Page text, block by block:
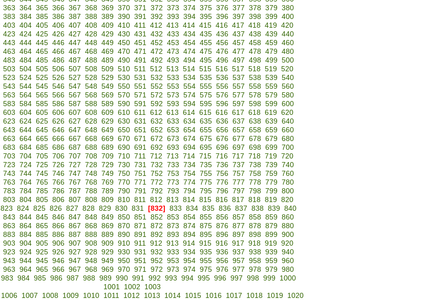
363 364 365 366 367 368 369 370 371 372 373 374 375 376 377 378 379 380
383 384 385 386 387 388 389 390 391 392 393 394 395 396 397 398 399 400
403 404 405 406 407 408 409 410 411 412 413 414 415 416 417 418 419 420
423 424 425 426 427 428 429 430 431 432 433 434 435 436 437 438 439 440
443 444 445 446 447 448 449 450 451 452 453 454 455 456 457 458 459 460
463 464 465 466 467 468 469 470 471 472 473 474 475 476 477 478 479 480
483 484 485 486 487 488 489 490 491 492 493 494 495 496 497 498 499 500
503 504 505 506 507 508 509 510 511 512 513 514 515 516 517 518 519 520
523 524 525 526 527 528 529 530 531 532 533 534 535 536 537 538 539 540
543 544 545 546 547 548 549 550 551 552 553 554 555 556 557 558 559 560
563 564 565 566 567 568 569 570 571 572 573 574 575 576 577 578 579 580
583 584 585 586 587 588 589 590 591 592 593 594 595 596 597 598 599 600
603 604 605 606 607 608 609 610 611 612 613 614 615 616 617 618 619 620
623 624 625 626 627 628 629 630 631 632 633 634 635 636 637 638 639 640
643 644 645 646 647 648 649 650 651 652 653 654 655 656 657 658 659 660
663 664 665 666 667 668 669 670 671 672 673 674 675 676 677 678 679 680
683 684 685 686 687 688 689 690 691 692 693 694 695 696 697 698 699 700
703 704 705 706 707 708 709 710 711 712 713 714 715 716 717 718 719 720
723 724 725 726 727 728 729 730 731 732 733 734 735 736 737 738 739 740
743 744 745 746 747 748 749 750 751 752 753 754 755 756 757 758 759 760
763 764 765 766 767 768 769 770 771 772 773 774 775 776 777 778 779 780
783 784 785 786 787 788 789 790 791 792 793 794 795 796 797 798 799 800
803 804 805 806 807 808 809 810 811 812 813 814 815 816 817 818 819 820
823 824 825 826 827 828 829 830 831 [832] 833 834 835 836 837 838 839 840
843 844 845 846 847 848 849 850 851 852 853 854 855 856 857 858 859 860
863 864 865 866 867 868 869 870 871 872 873 874 875 876 877 878 879 880
883 884 885 886 887 888 889 890 891 892 893 894 895 896 897 898 899 900
903 904 905 906 907 908 909 910 911 912 913 914 915 916 917 918 919 920
923 924 925 926 927 928 929 930 931 932 933 934 935 936 937 938 939 940
943 944 945 946 947 948 949 950 951 952 953 954 955 956 957 958 959 960
963 964 965 966 967 968 969 970 971 972 973 974 975 976 977 978 979 980
983 984 985 986 987 988 989 990 991 992 993 994 995 996 997 998 999
1000
1001
1002
1003
1006 1007 1008 1009 1010 1011 1012 1013 1014 1015 1016 1017 1018 1019 1020